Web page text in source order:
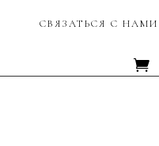
СВЯЗАТЬСЯ С НАМИ